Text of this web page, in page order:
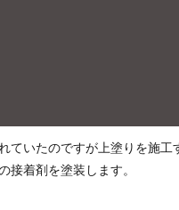
ていたのですが上塗りを施工
接着剤を塗装します。